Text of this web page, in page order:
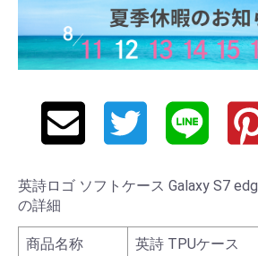
英詩ロゴ ソフトケース Galaxy S7
の詳細
商品名称 英詩 TPUケース